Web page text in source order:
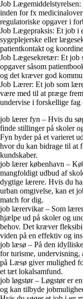
Job
inden for fx
regulatoriske opgaver i
Job Lægepraksis: Et job i
sygeplejerske eller
patientkontakt og
Job Lægesekretær: Et job
opgaver såsom
og det kræver god
Job Lærer: Et job som
være med til at præge
undervise i forskellige fag
job lærer fyn – Hvis du
finde stillinger på skoler
Fyn byder på et varieret
hvor du kan bidrage til at
kundskaber.
job lærer københavn –
mangfoldigt udbud af
dygtige lærere. Hvis du
urban omgivelse, kan et
match for dig.
job lærervikar – Som
hjælpe ud på skoler og
behov. Det kræver
viden på en effektiv og
job læsø – På den
for turisme, undervisning,
på Læsø giver mulighed
et tæt lokalsamfund.
job løgstør – Løgstør er
og kan tilbyde